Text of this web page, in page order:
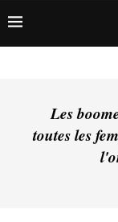
Les
toutes les